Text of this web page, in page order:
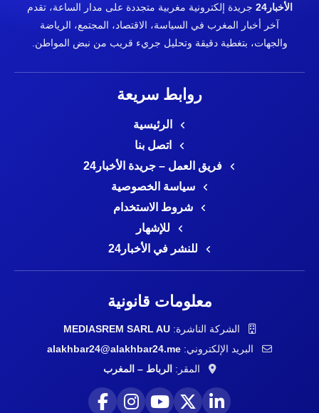
الأخبار24
جريدة إلكترونية مغربية متجددة على مدار الساعة، تقدم
آخر أخبار المغرب في السياسة، الاقتصاد، المجتمع، الرياضة
والجهات، بتغطية دقيقة وتحليل جريء قريب من نبض المواطن.
روابط سريعة
الرئيسية
اتصل بنا
فريق العمل – جريدة الأخبار24
سياسة الخصوصية
شروط الاستخدام
للإشهار
للنشر في الأخبار24
معلومات قانونية
الشركة الناشرة:MEDIASREM SARL AU
البريد الإلكتروني: alakhbar24@alakhbar24.me
المقر:الرباط – المغرب